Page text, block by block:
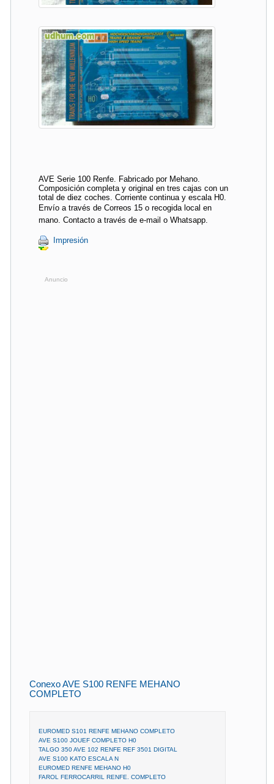
AVE Serie 100 Renfe. Fabricado por Mehano.
Composición completa y original en tres cajas con un
total de diez coches. Corriente continua y escala H0.
Envío a través de Correos 15 o recogida local en
mano. Contacto a través de e-mail o Whatsapp.
Impresión
Anuncio
Conexo AVE S100 RENFE MEHANO
COMPLETO
EUROMED S101 RENFE MEHANO COMPLETO
AVE S100 JOUEF COMPLETO H0
TALGO 350 AVE 102 RENFE REF 3501 DIGITAL
AVE S100 KATO ESCALA N
EUROMED RENFE MEHANO H0
FAROL FERROCARRIL RENFE. COMPLETO